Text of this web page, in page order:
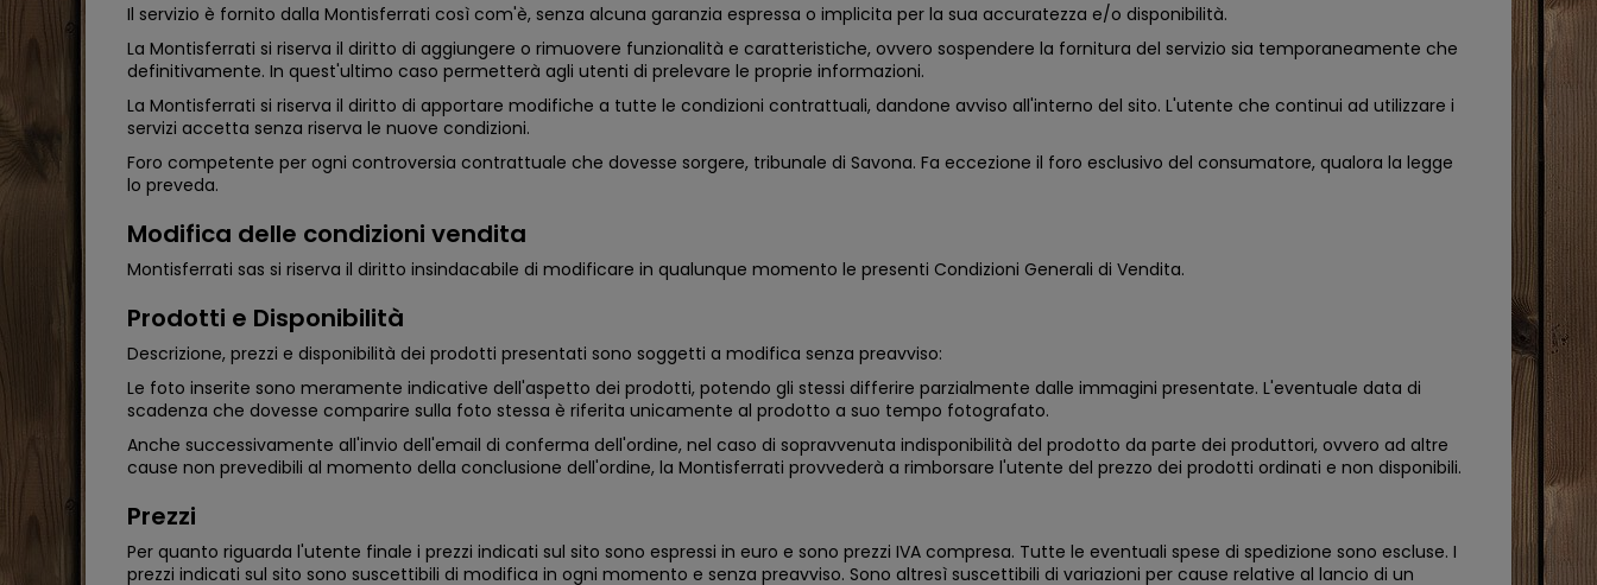
Il servizio è fornito dalla Montisferrati così com'è, senza alcuna garanzia espressa o implicita per la sua accuratezza e/o disponibilità.
La Montisferrati si riserva il diritto di aggiungere o rimuovere funzionalità e caratteristiche, ovvero sospendere la fornitura del servizio sia temporaneamente che
definitivamente. In quest'ultimo caso permetterà agli utenti di prelevare le proprie informazioni.
La Montisferrati si riserva il diritto di apportare modifiche a tutte le condizioni contrattuali, dandone avviso all'interno del sito. L'utente che continui ad utilizzare i
servizi accetta senza riserva le nuove condizioni.
Foro competente per ogni controversia contrattuale che dovesse sorgere, tribunale di Savona. Fa eccezione il foro esclusivo del consumatore, qualora la legge
lo preveda.
Modifica delle condizioni vendita
Montisferrati sas si riserva il diritto insindacabile di modificare in qualunque momento le presenti Condizioni Generali di Vendita.
Prodotti e Disponibilità
Descrizione, prezzi e disponibilità dei prodotti presentati sono soggetti a modifica senza preavviso:
Le foto inserite sono meramente indicative dell'aspetto dei prodotti, potendo gli stessi differire parzialmente dalle immagini presentate. L'eventuale data di
scadenza che dovesse comparire sulla foto stessa è riferita unicamente al prodotto a suo tempo fotografato.
Anche successivamente all'invio dell'email di conferma dell'ordine, nel caso di sopravvenuta indisponibilità del prodotto da parte dei produttori, ovvero ad altre
cause non prevedibili al momento della conclusione dell'ordine, la Montisferrati provvederà a rimborsare l'utente del prezzo dei prodotti ordinati e non disponibili.
Prezzi
Per quanto riguarda l'utente finale i prezzi indicati sul sito sono espressi in euro e sono prezzi IVA compresa. Tutte le eventuali spese di spedizione sono escluse. I
prezzi indicati sul sito sono suscettibili di modifica in ogni momento e senza preavviso. Sono altresì suscettibili di variazioni per cause relative al lancio di un